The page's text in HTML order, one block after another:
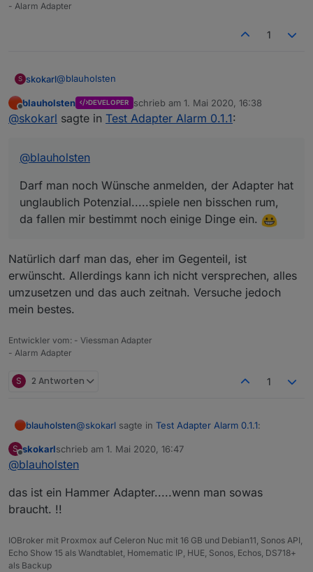
- Alarm Adapter
1
S skokarl@blauholsten
Darf man noch Wünsche anmelden, der Adapter hat
unglaublich Potenzial.....spiele nen bisschen rum,
Offline
blauholsten DEVELOPER schrieb am 1. Mai 2020, 16:38
zuletzt editiert von
@skokarl sagte in Test Adapter Alarm 0.1.1:
@blauholsten
Darf man noch Wünsche anmelden, der Adapter hat
unglaublich Potenzial.....spiele nen bisschen rum,
da fallen mir bestimmt noch einige Dinge ein.
Natürlich darf man das, eher im Gegenteil, ist
erwünscht. Allerdings kann ich nicht versprechen, alles
umzusetzen und das auch zeitnah. Versuche jedoch
mein bestes.
Entwickler vom: - Viessman Adapter
- Alarm Adapter
S 2 Antworten 1
blauholsten@skokarl sagte in Test Adapter Alarm 0.1.1:
Darf man noch Wünsche anmelden, der
Adapter hat unglaublich Potenzial.....spiele
Natürlich darf man das, eher im Gegenteil, ist
erwünscht. Allerdings kann ich nicht versprechen,
S
Offline
skokarlschrieb am 1. Mai 2020, 16:47
zuletzt editiert von
@blauholsten
das ist ein Hammer Adapter.....wenn man sowas
braucht. !!
IOBroker mit Proxmox auf Celeron Nuc mit 16 GB und Debian11, Sonos API,
Echo Show 15 als Wandtablet, Homematic IP, HUE, Sonos, Echos, DS718+
als Backup